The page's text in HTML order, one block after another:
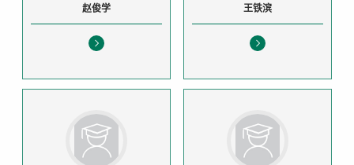
赵俊学 王铁滨